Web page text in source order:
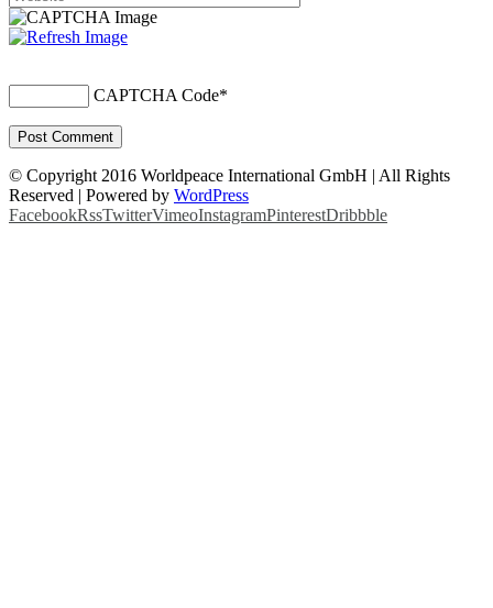
CAPTCHA Code*
© Copyright 2016 Worldpeace International GmbH | All Rights
Reserved | Powered by WordPress
FacebookRssTwitterVimeoInstagramPinterestDribbble